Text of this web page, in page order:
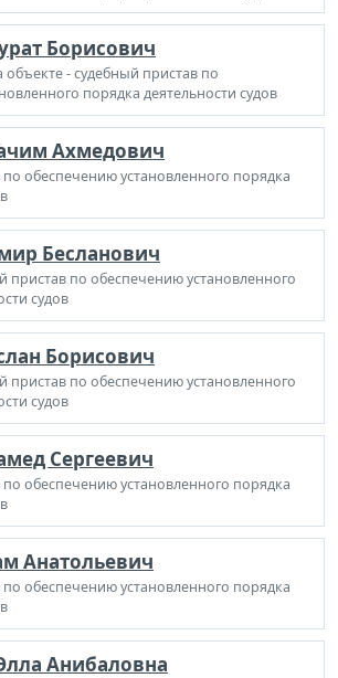
Борисович
- судебный пристав по
порядка деятельности судов
Ахмедович
обеспечению установленного порядка
Бесланович
по обеспечению установленного
судов
Борисович
по обеспечению установленного
судов
Сергеевич
обеспечению установленного порядка
Анатольевич
обеспечению установленного порядка
Анибаловна